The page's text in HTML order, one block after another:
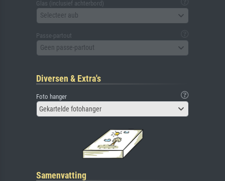
Glas (inclusief achterbord)
Selecteer aub
Passe-partout
Geen passe-partout
Diversen & Extra's
Foto hanger
Gekartelde fotohanger
Samenvatting